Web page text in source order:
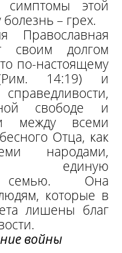
этой
– грех.
своим долгом
по-настоящему
14:19) и
свободе и
между всеми
Отца, как
народами,
единую
семью. Она
которые в
лишены благ
войны